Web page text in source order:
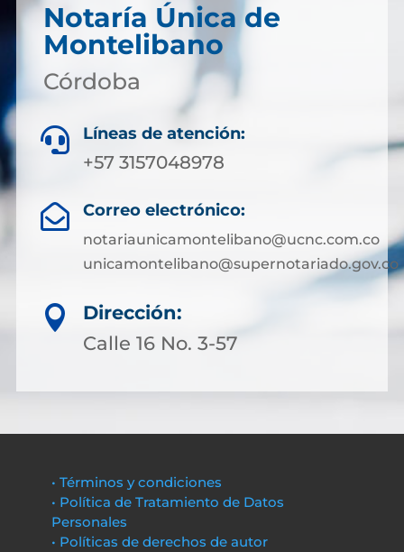
Notaría Única de
Montelibano
Córdoba
 Líneas de atención:
+57 3157048978
 Correo electrónico:
notariaunicamontelibano@ucnc.com.co
unicamontelibano@supernotariado.gov.co

Dirección:
Calle 16 No. 3-57
• Términos y condiciones
• Política de Tratamiento de Datos
Personales
• Políticas de derechos de autor